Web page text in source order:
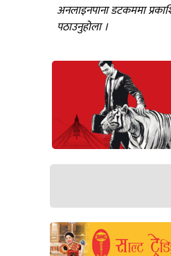
अनलाइनपाना डटकममा
पठाउनुहोला ।